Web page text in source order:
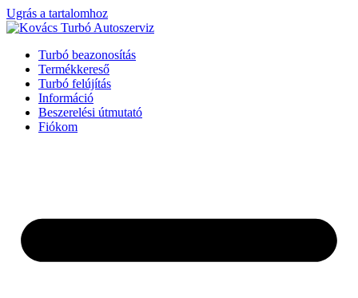
Ugrás a tartalomhoz
Turbó beazonosítás
Termékkereső
Turbó felújítás
Információ
Beszerelési útmutató
Fiókom